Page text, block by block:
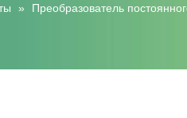
» Преобразователь